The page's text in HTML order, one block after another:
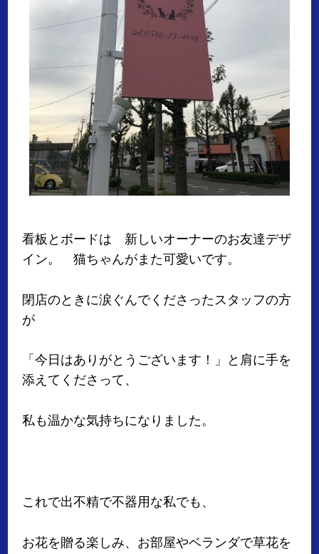
看板とボードは 新しいオーナーのお友達デザ
イン。 猫ちゃんがまた可愛いです。
閉店のときに涙ぐんでくださったスタッフの方
が
「今日はありがとうございます！」と肩に手を
添えてくださって、
私も温かな気持ちになりました。
これで出不精で不器用な私でも、
お花を贈る楽しみ、お部屋やベランダで草花を